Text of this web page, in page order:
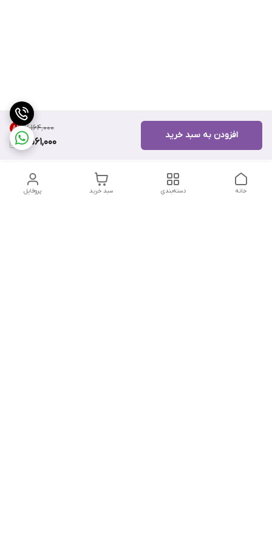
۷٬۱۶۴٬۰۰۰ 8%
6,561,000
افزودن به سبد خرید
پروفایل سبد خرید دسته‌بندی خانه